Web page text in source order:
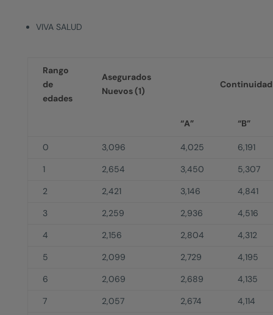
VIVA SALUD
Rango
de
edades
Asegurados
Nuevos (1)
“A” “B”
0 3,096 4,025
6,191
1
2,654 3,450
5,307
2
2,421 3,146
4,841
3
2,259 2,936
4,516
4
2,156 2,804
4,312
5
2,099 2,729
4,195
6
2,069 2,689
4,135
7
2,057 2,674
4,114